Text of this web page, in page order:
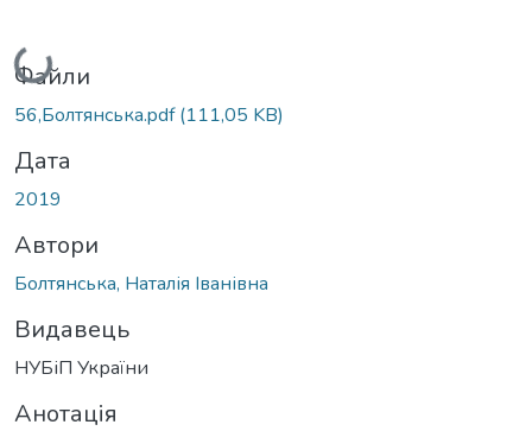
Вантажиться...
Файли
56,Болтянська.pdf(111,05 KB)
Дата
2019
Автори
Болтянська, Наталія Іванівна
Видавець
НУБіП України
Анотація